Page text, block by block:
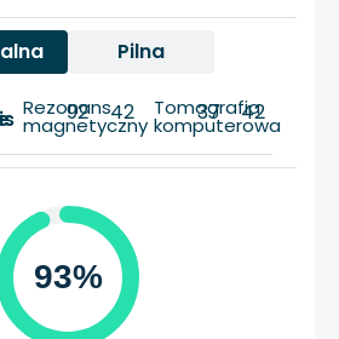
Pilna
Rezonans
magnetyczny
92 42 Tomografia
komputerowa
37 42
93%